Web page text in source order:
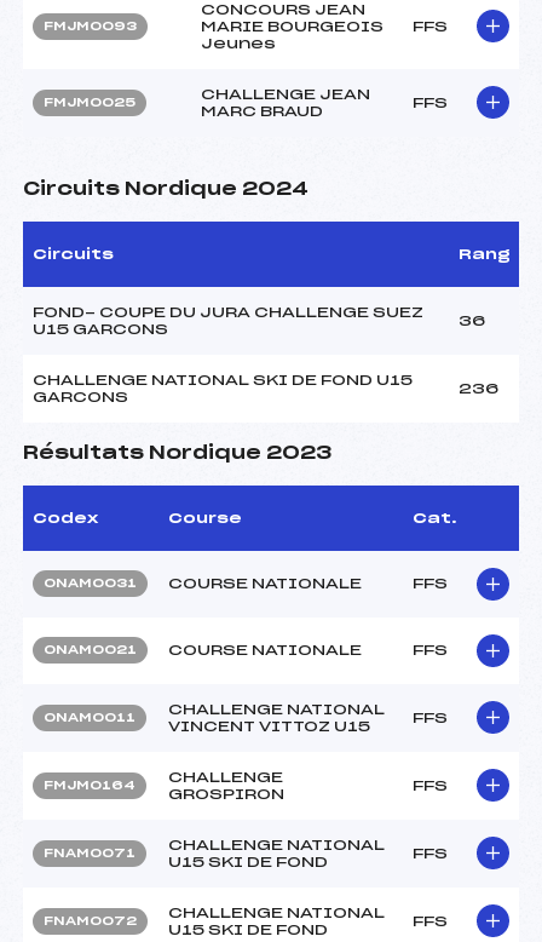
FMJM0093
CONCOURS JEAN
MARIE BOURGEOIS
Jeunes
FFS
FMJM0025
CHALLENGE JEAN
MARC BRAUD
FFS
Circuits Nordique 2024
Circuits Rang
FOND- COUPE DU JURA CHALLENGE SUEZ
U15 GARCONS
36
CHALLENGE NATIONAL SKI DE FOND U15
GARCONS
236
Résultats Nordique 2023
Codex Course Cat.
ONAM0031 COURSE NATIONALE FFS
ONAM0021 COURSE NATIONALE FFS
ONAM0011
CHALLENGE NATIONAL
VINCENT VITTOZ U15
FFS
FMJM0164
CHALLENGE
GROSPIRON
FFS
FNAM0071
CHALLENGE NATIONAL
U15 SKI DE FOND
FFS
FNAM0072
CHALLENGE NATIONAL
U15 SKI DE FOND
FFS